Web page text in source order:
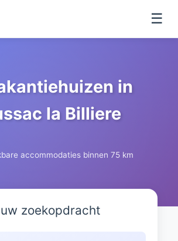
☰
in
la Billiere
accommodaties binnen 75 km
zoekopdracht